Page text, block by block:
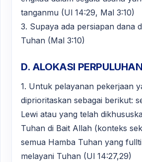
tanganmu (Ul 14:29, Mal 3:10)
3. Supaya ada persiapan dana
Tuhan (Mal 3:10)
D. ALOKASI PERPULUHAN
1. Untuk pelayanan pekerjaan
diprioritaskan sebagai berikut:
Lewi atau yang telah
Tuhan di Bait Allah (konteks
semua Hamba Tuhan yang
melayani Tuhan (Ul 14:27,29)